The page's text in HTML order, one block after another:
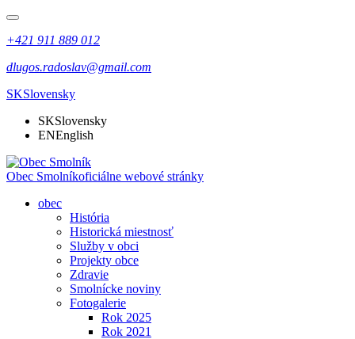
+421 911 889 012
dlugos.radoslav@gmail.com
SKSlovensky
SKSlovensky
ENEnglish
Obec Smolníkoficiálne webové stránky
obec
História
Historická miestnosť
Služby v obci
Projekty obce
Zdravie
Smolnícke noviny
Fotogalerie
Rok 2025
Rok 2021